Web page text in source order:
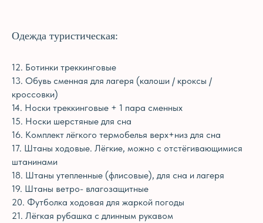
Одежда туристическая:
12. Ботинки треккинговые
13. Обувь сменная для лагеря (калоши / кроксы /
кроссовки)
14. Носки треккинговые + 1 пара сменных
15. Носки шерстяные для сна
16. Комплект лёгкого термобелья верх+низ для сна
17. Штаны ходовые. Лёгкие, можно с отстёгивающимися
штанинами
18. Штаны утепленные (флисовые), для сна и лагеря
19. Штаны ветро- влагозащитные
20. Футболка ходовая для жаркой погоды
21. Лёгкая рубашка с длинным рукавом